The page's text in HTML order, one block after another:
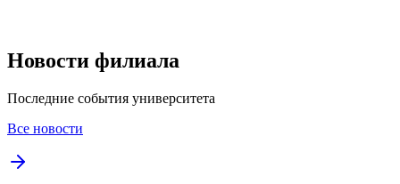
Новости филиала
Последние события университета
Все новости